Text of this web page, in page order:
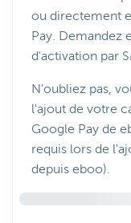
ou directement
Pay. Demandez
d'activation par
N'oubliez pas,
l'ajout de votre
Google Pay de
requis lors de
depuis eboo).